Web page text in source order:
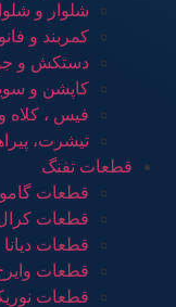
شلوار و
کمربند و
دستکش و
کاپشن و
فیس ، کلاه
تیشرت،
قطعات تفنگ
قطعات گامو
قطعات
قطعات دیانا
قطعات
قطعات